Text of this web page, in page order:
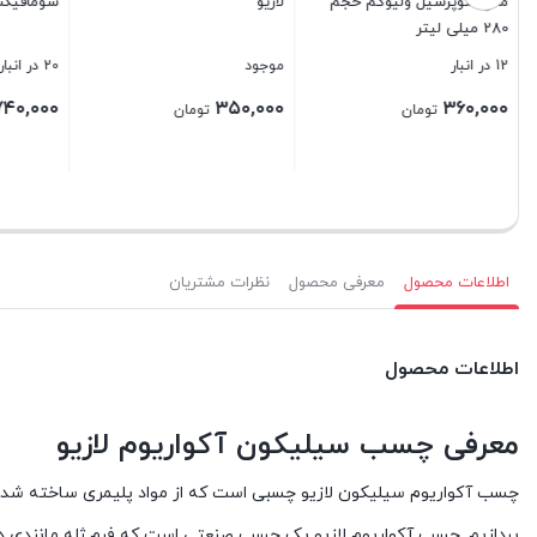
موجود
۳۵۰,۰۰۰ تومان
20 در انبار
۷۴۰,۰۰۰ تومان
100 در انبار
اطلاعات محصول معرفی محصول نظرات مشتریان
اطلاعات محصول
معرفی چسب سیلیکون آکواریوم لازیو
چسب آکواریوم سیلیکون لازیو چسبی است که از مواد پلیمری ساخته